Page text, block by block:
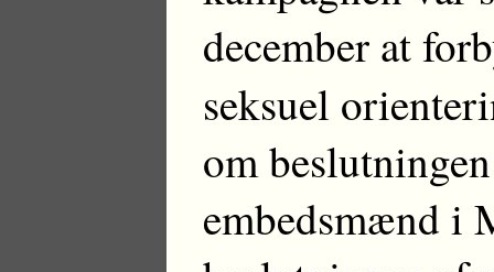
december at
seksuel
om
embedsmænd i